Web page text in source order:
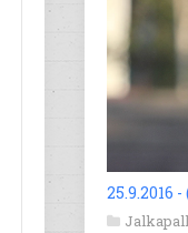
25.9.2016